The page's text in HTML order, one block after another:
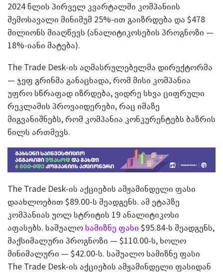
2024 წლის პირველ კვარტალში კომპანიის
შემოსავალი მინიმუმ 25%-ით გაიზრდება და $478
მილიონს მიაღწევს (ანალიტიკოსების პროგნოზი —
18%-იანი მატება).
The Trade Desk-ის აღმასრულებელმა დირექტორმა
— ჯეფ გრინმა განაცხადა, რომ მისი კომპანია
უფრო სწრაფად იზრდება, ვიდრე სხვა ციფრული
რეკლამის პროვაიდერები, რაც იმაზე
მიგვანიშნებს, რომ კომპანია კონკურენტებს ბაზრის
წილს ართმევს.
The Trade Desk-ის აქციების ამჟამინდელი ფასი
დაახლოებით $89.00-ს შეადგენს. ამ ეტაპზე
კომპანიას უოლ სტრიტის 19 ანალიტიკოსი
აფასებს. საშუალო სამიზნე ფასი $95.84-ს შეადგენს,
მაქსიმალური პროგნოზი — $110.00-ს, ხოლო
მინიმალური — $42.00-ს. საშუალო სამიზნე ფასი
The Trade Desk-ის აქციების ამჟამინდელი ფასიდან